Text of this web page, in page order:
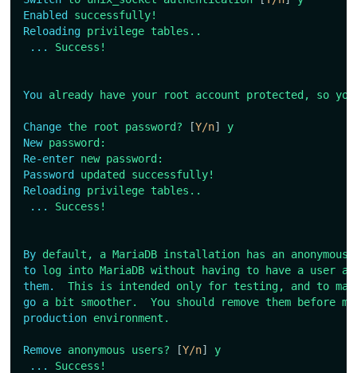
Enabled successfully!
Reloading privilege tables..
...
Success!
You already have your root account protected, so you
Change the root password? [Y/n]
y
New password:
Re-enter new password:
Password updated successfully!
Reloading privilege tables..
...
Success!
By default, a MariaDB installation has an anonymous
to log into MariaDB without having to have a user
them.
This is intended only for testing, and to
go a bit smoother. You should remove them before
production environment.
Remove anonymous users? [Y/n]
y
...
Success!